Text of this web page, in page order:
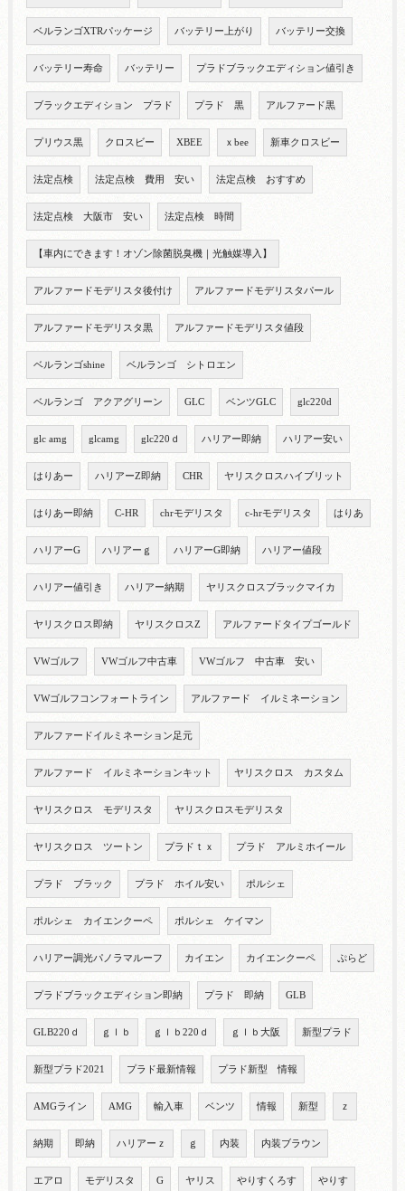
ベルランゴXTRパッケージ バッテリー上がり バッテリー交換
バッテリー寿命 バッテリー プラドブラックエディション値引き
ブラックエディション プラド プラド 黒 アルファード黒
プリウス黒 クロスビー XBEE ｘbee 新車クロスビー
法定点検 法定点検 費用 安い 法定点検 おすすめ
法定点検 大阪市 安い 法定点検 時間
【車内にできます！オゾン除菌脱臭機｜光触媒導入】
アルファードモデリスタ後付け アルファードモデリスタパール
アルファードモデリスタ黒 アルファードモデリスタ値段
ベルランゴshine ベルランゴ シトロエン
ベルランゴ アクアグリーン GLC ベンツGLC glc220d
glc amg glcamg glc220ｄ ハリアー即納 ハリアー安い
はりあー ハリアーZ即納 CHR ヤリスクロスハイブリット
はりあー即納 C-HR chrモデリスタ c-hrモデリスタ はりあ
ハリアーG ハリアーｇ ハリアーG即納 ハリアー値段
ハリアー値引き ハリアー納期 ヤリスクロスブラックマイカ
ヤリスクロス即納 ヤリスクロスZ アルファードタイプゴールド
VWゴルフ VWゴルフ中古車 VWゴルフ 中古車 安い
VWゴルフコンフォートライン アルファード イルミネーション
アルファードイルミネーション足元
アルファード イルミネーションキット ヤリスクロス カスタム
ヤリスクロス モデリスタ ヤリスクロスモデリスタ
ヤリスクロス ツートン プラドｔｘ プラド アルミホイール
プラド ブラック プラド ホイル安い ポルシェ
ポルシェ カイエンクーペ ポルシェ ケイマン
ハリアー調光パノラマルーフ カイエン カイエンクーペ ぷらど
プラドブラックエディション即納 プラド 即納 GLB
GLB220ｄ ｇｌｂ ｇｌｂ220ｄ ｇｌｂ大阪 新型プラド
新型プラド2021 プラド最新情報 プラド新型 情報
AMGライン AMG 輸入車 ベンツ 情報 新型 ｚ
納期 即納 ハリアーｚ ｇ 内装 内装ブラウン
エアロ モデリスタ G ヤリス やりすくろす やりす